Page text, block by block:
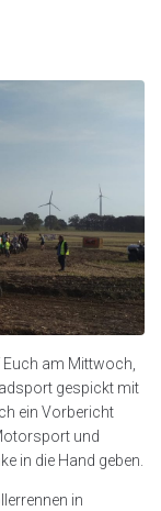
am Mittwoch,
gespickt mit
ein Vorbericht
und
in die Hand geben.
in